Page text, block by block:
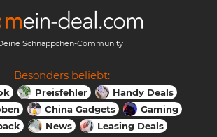
Schnäppchen-Community
Besonders beliebt:
Preisfehler
Handy Deals
China Gadgets
Gaming
News Leasing Deals